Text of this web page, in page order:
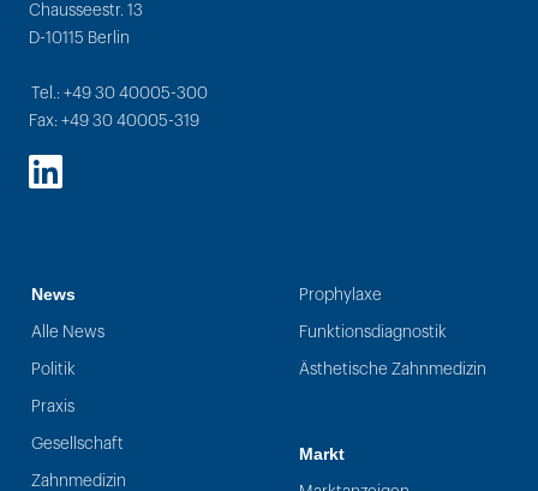
Chausseestr. 13
D-10115 Berlin
Tel.: +49 30 40005-300
Fax: +49 30 40005-319
LinkedIn
News
Alle News
Politik
Praxis
Gesellschaft
Zahnmedizin
Prophylaxe
Funktionsdiagnostik
Ästhetische Zahnmedizin
Markt